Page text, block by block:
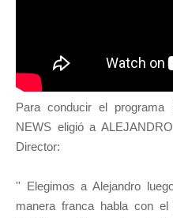
Para conducir el
NEWS eligió a
Director:
'' Elegimos a Alejandro
manera franca habla con